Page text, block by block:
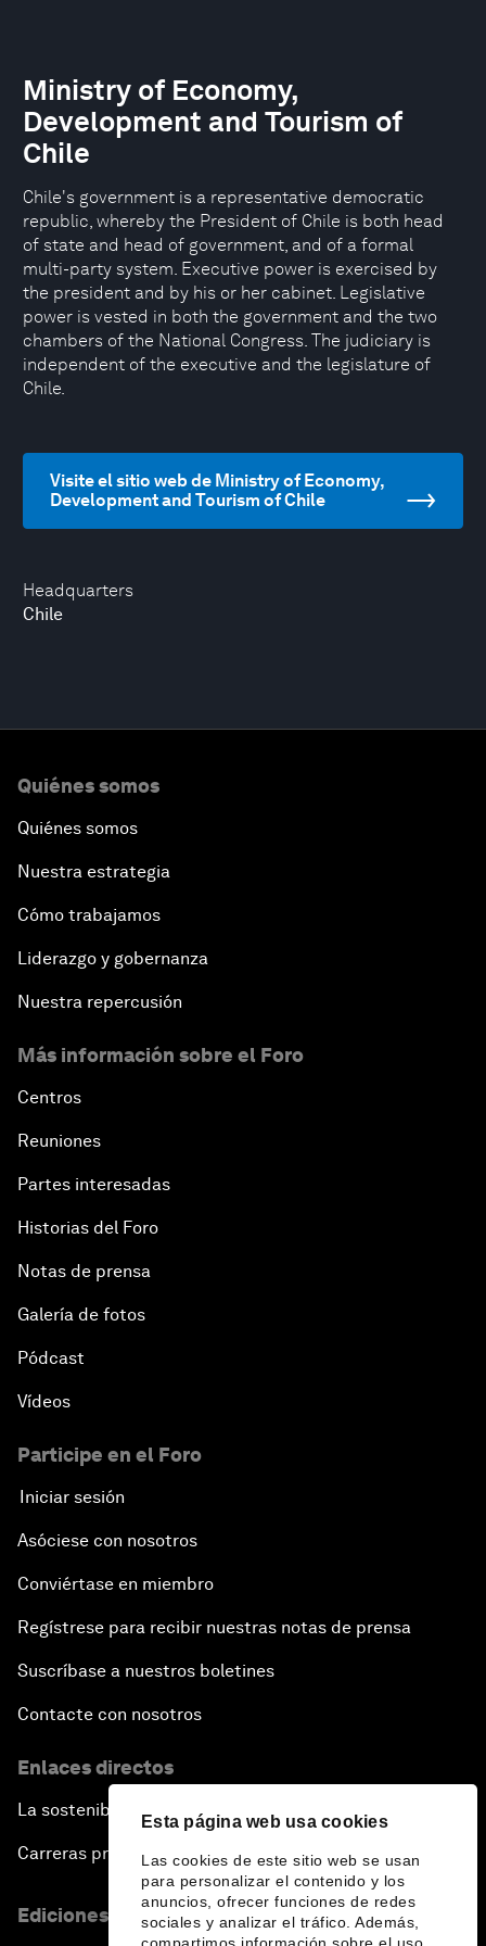
Esta página web usa cookies
Las cookies de este sitio web se usan
para personalizar el contenido y los
anuncios, ofrecer funciones de redes
sociales y analizar el tráfico. Además,
Headquarters
Chile
Ministry of Economy,
Development and Tourism of
Chile
Chile's government is a representative democratic
republic, whereby the President of Chile is both head
of state and head of government, and of a formal
multi-party system. Executive power is exercised by
the president and by his or her cabinet. Legislative
power is vested in both the government and the two
chambers of the National Congress. The judiciary is
independent of the executive and the legislature of
Chile.
Visite el sitio web de Ministry of Economy,
Development and Tourism of Chile
Quiénes somos
Quiénes somos
Nuestra estrategia
Cómo trabajamos
Liderazgo y gobernanza
Nuestra repercusión
Más información sobre el Foro
Centros
Reuniones
Partes interesadas
Historias del Foro
Notas de prensa
Galería de fotos
Pódcast
Vídeos
Participe en el Foro
Iniciar sesión
Asóciese con nosotros
Conviértase en miembro
Regístrese para recibir nuestras notas de prensa
Suscríbase a nuestros boletines
Contacte con nosotros
Enlaces directos
La sostenibilidad en el Foro
Carreras profesionales
Ediciones en otros idiomas